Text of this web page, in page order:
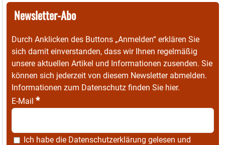
Newsletter-Abo
Durch Anklicken des Buttons „Anmelden“ erklären Sie
sich damit einverstanden, dass wir Ihnen regelmäßig
unsere aktuellen Artikel und Informationen zusenden. Sie
können sich jederzeit von diesem Newsletter abmelden.
Informationen zum Datenschutz finden Sie hier.
E-Mail *
Ich habe die Datenschutzerklärung gelesen und